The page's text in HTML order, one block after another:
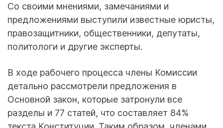
Со своими мнениями, замечаниями и
предложениями выступили известные юристы,
правозащитники, общественники, депутаты,
политологи и другие эксперты.
В ходе рабочего процесса члены Комиссии
детально рассмотрели предложения в
Основной закон, которые затронули все
разделы и 77 статей, что составляет 84%